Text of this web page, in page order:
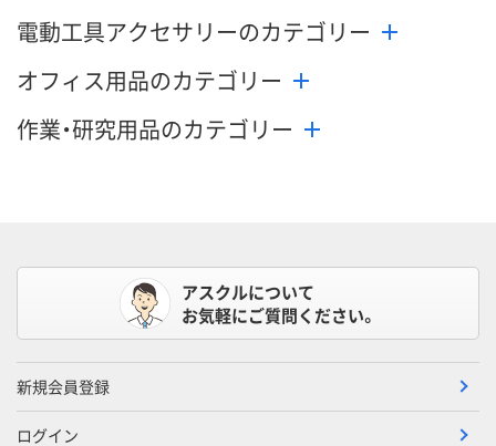
電動工具アクセサリーのカテゴリー
オフィス用品のカテゴリー
作業・研究用品のカテゴリー
アスクルについて
お気軽にご質問ください。
新規会員登録
ログイン